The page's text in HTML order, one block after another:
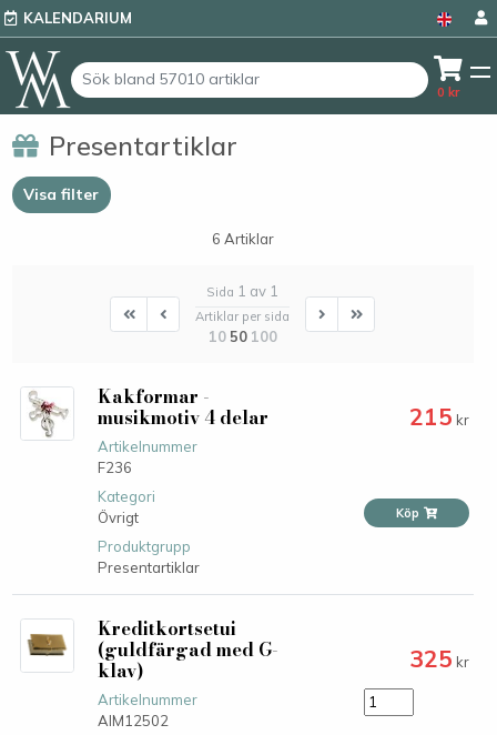
KALENDARIUM
0 kr
Presentartiklar
Visa filter
6 Artiklar
FirstFirst
Sida 1 av 1
Artiklar per sida
10 50 100
NextLast
Kakformar -
musikmotiv 4 delar
Artikelnummer
F236
Kategori
Övrigt
Produktgrupp
Presentartiklar
215 kr
Köp
Kreditkortsetui
(guldfärgad med G-
klav)
Artikelnummer
AIM12502
325 kr